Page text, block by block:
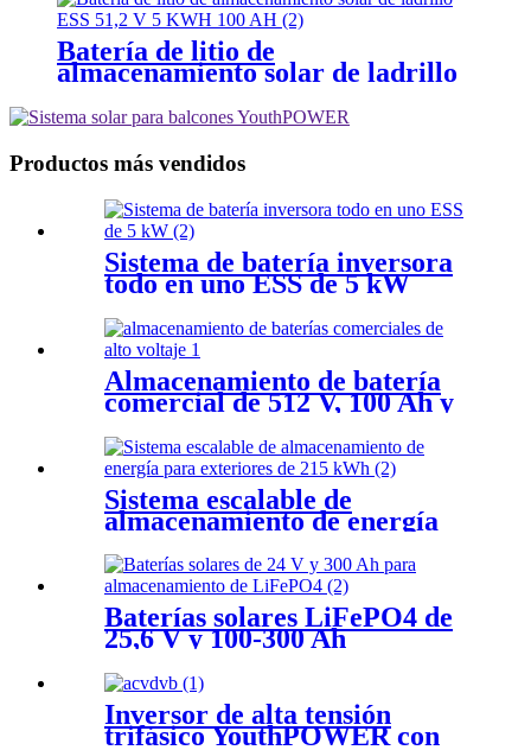
Batería de litio de
almacenamiento solar de ladrillo
Productos más vendidos
Sistema de batería inversora
todo en uno ESS de 5 kW
Almacenamiento de batería
comercial de 512 V, 100 Ah y
Sistema escalable de
almacenamiento de energía
para exteriores de 215 kWh
Baterías solares LiFePO4 de
25,6 V y 100-300 Ah
Inversor de alta tensión
trifásico YouthPOWER con